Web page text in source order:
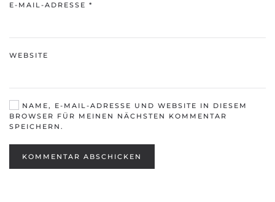
E-MAIL-ADRESSE *
WEBSITE
NAME, E-MAIL-ADRESSE UND WEBSITE IN DIESEM
BROWSER FÜR MEINEN NÄCHSTEN KOMMENTAR
SPEICHERN.
KOMMENTAR ABSCHICKEN